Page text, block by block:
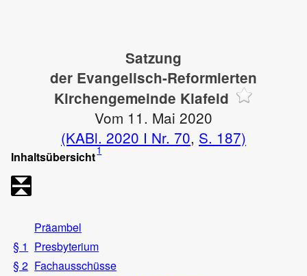
Satzung
der Evangelisch-Reformierten
Kirchengemeinde Klafeld
Vom 11. Mai 2020
(KABl. 2020 I Nr. 70, S. 187)
Inhaltsübersicht1
Präambel
§ 1 Presbyterium
§ 2 Fachausschüsse